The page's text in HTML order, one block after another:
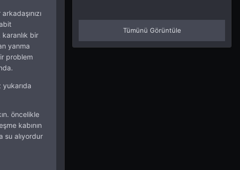
bir
yanma
problem
yukarıda
öncelikle
kabının
su alıyordur
Tümünü Görüntüle